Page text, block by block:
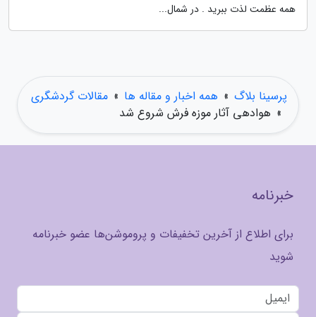
همه عظمت لذت ببرید . در شمال...
پرسینا بلاگ » همه اخبار و مقاله ها » مقالات گردشگری
» هوادهی آثار موزه فرش شروع شد
خبرنامه
برای اطلاع از آخرین تخفیفات و پروموشن‌ها عضو خبرنامه
شوید